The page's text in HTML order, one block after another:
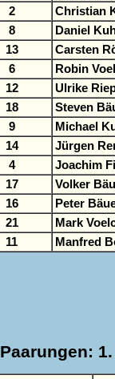
2
Christian
8
Daniel
13
Carsten
6
Robin
12
Ulrike
18
Steven
9
Michael
14
Jürgen
4
Joachim
17
Volker
16
Peter
21
Mark
11
Manfred
Paarungen: